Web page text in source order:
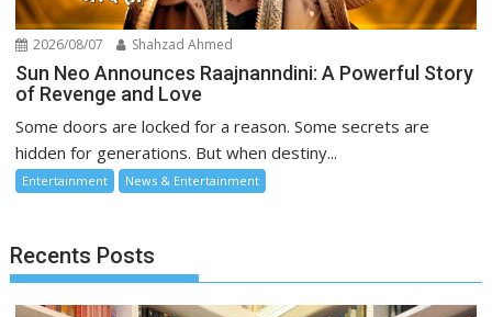
2026/08/07 Shahzad Ahmed
Sun Neo Announces Raajnanndini: A Powerful Story
of Revenge and Love
Some doors are locked for a reason. Some secrets are
hidden for generations. But when destiny...
Entertainment News & Entertainment
Recents Posts